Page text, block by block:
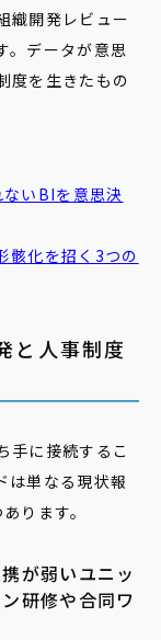
織開発レビュー
。データが意思
度を生きたもの
いBIを意思決
骸化を招く3つの
と人事制度
手に接続するこ
は単なる現状報
ります。
が弱いユニッ
研修や合同ワ